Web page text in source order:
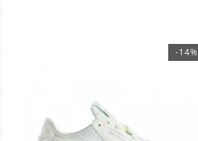
-14%